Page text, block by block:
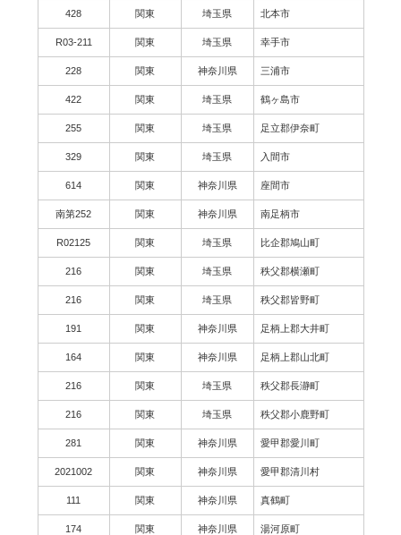
428 関東 埼玉県 北本市
R03-211 関東 埼玉県 幸手市
228 関東 神奈川県 三浦市
422 関東 埼玉県 鶴ヶ島市
255 関東 埼玉県 足立郡伊奈町
329 関東 埼玉県 入間市
614 関東 神奈川県 座間市
南第252 関東 神奈川県 南足柄市
R02125 関東 埼玉県 比企郡鳩山町
216 関東 埼玉県 秩父郡横瀬町
216 関東 埼玉県 秩父郡皆野町
191 関東 神奈川県 足柄上郡大井町
164 関東 神奈川県 足柄上郡山北町
216 関東 埼玉県 秩父郡長瀞町
216 関東 埼玉県 秩父郡小鹿野町
281 関東 神奈川県 愛甲郡愛川町
2021002 関東 神奈川県 愛甲郡清川村
111 関東 神奈川県 真鶴町
174 関東 神奈川県 湯河原町